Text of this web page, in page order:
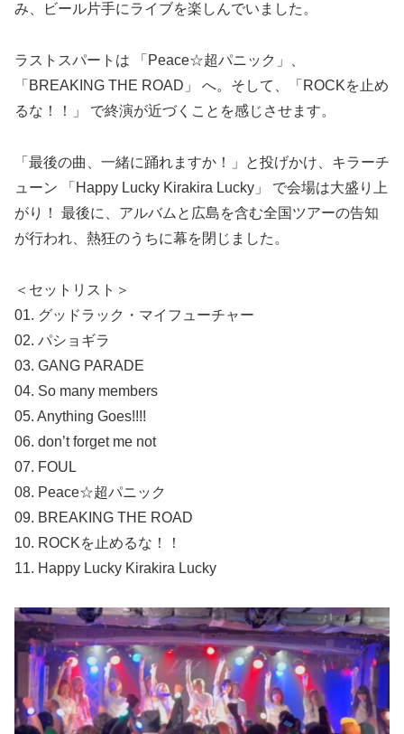
み、ビール片手にライブを楽しんでいました。
ラストスパートは 「Peace☆超パニック」、
「BREAKING THE ROAD」 へ。そして、「ROCKを止め
るな！！」 で終演が近づくことを感じさせます。
「最後の曲、一緒に踊れますか！」と投げかけ、キラーチ
ューン 「Happy Lucky Kirakira Lucky」 で会場は大盛り上
がり！ 最後に、アルバムと広島を含む全国ツアーの告知
が行われ、熱狂のうちに幕を閉じました。
＜セットリスト＞
01. グッドラック・マイフューチャー
02. パショギラ
03. GANG PARADE
04. So many members
05. Anything Goes!!!!
06. don’t forget me not
07. FOUL
08. Peace☆超パニック
09. BREAKING THE ROAD
10. ROCKを止めるな！！
11. Happy Lucky Kirakira Lucky